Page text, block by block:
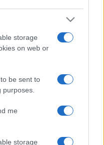
storage
on web or
be sent to
purposes.
me
storage
Ispostavilo se da
bez obzira na
posebno za one
Što više koraka
kaže Paluč u
časopisu "Lancet